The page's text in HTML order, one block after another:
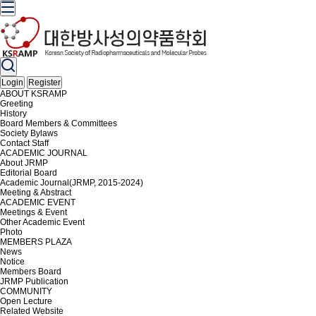
Login
Register
ABOUT KSRAMP
Greeting
History
Board Members & Committees
Society Bylaws
Contact Staff
ACADEMIC JOURNAL
About JRMP
Editorial Board
Academic Journal(JRMP, 2015-2024)
Meeting & Abstract
ACADEMIC EVENT
Meetings & Event
Other Academic Event
Photo
MEMBERS PLAZA
News
Notice
Members Board
JRMP Publication
COMMUNITY
Open Lecture
Related Website